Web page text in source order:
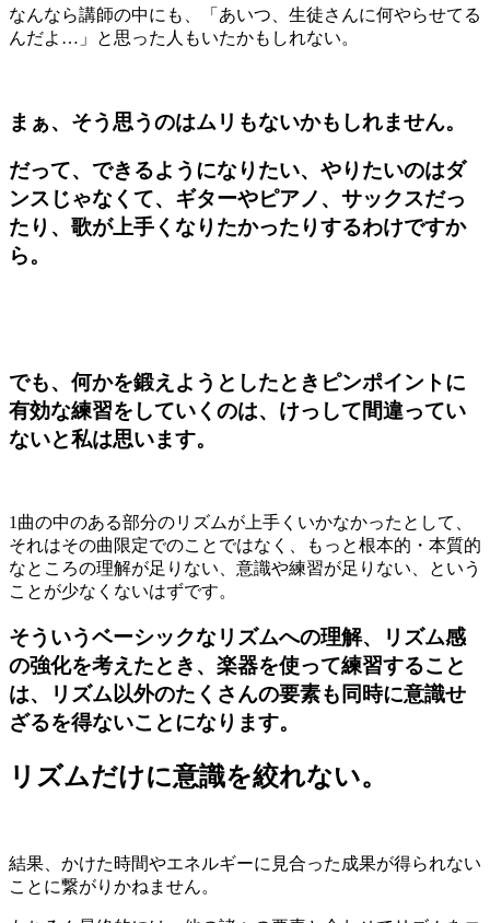
なんなら講師の中にも、「あいつ、生徒さんに何やらせてる
んだよ … 」と思った人もいたかもしれない。
まぁ、そう思うのはムリもないかもしれません。
だって、できるようになりたい、やりたいのはダ
ンスじゃなくて、ギターやピアノ、サックスだっ
たり、歌が上手くなりたかったりするわけですか
ら。
でも、何かを鍛えようとしたときピンポイントに
有効な練習をしていくのは、けっして間違ってい
ないと私は思います。
1 曲の中のある部分のリズムが上手くいかなかったとして、
それはその曲限定でのことではなく、もっと根本的・本質的
なところの理解が足りない、意識や練習が足りない、という
ことが少なくないはずです。
そういうベーシックなリズムへの理解、リズム感
の強化を考えたとき、 楽器を使って練習すること
は、リズム以外のたくさんの要素も同時に意識せ
ざるを得ないことになります。
リズムだけに意識を絞れない。
結果、かけた時間やエネルギーに見合った成果が得られない
ことに繋がりかねません。